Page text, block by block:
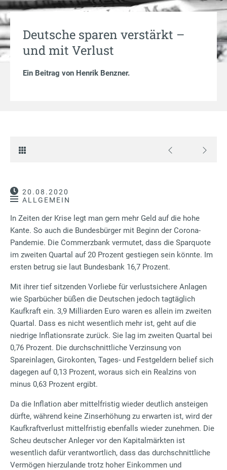
Deutsche sparen verstärkt –
und mit Verlust
Ein Beitrag von Henrik Benzner.
20.08.2020
ALLGEMEIN
In Zeiten der Krise legt man gern mehr Geld auf die hohe
Kante. So auch die Bundesbürger mit Beginn der Corona-
Pandemie. Die Commerzbank vermutet, dass die Sparquote
im zweiten Quartal auf 20 Prozent gestiegen sein könnte. Im
ersten betrug sie laut Bundesbank 16,7 Prozent.
Mit ihrer tief sitzenden Vorliebe für verlustsichere Anlagen
wie Sparbücher büßen die Deutschen jedoch tagtäglich
Kaufkraft ein. 3,9 Milliarden Euro waren es allein im zweiten
Quartal. Dass es nicht wesentlich mehr ist, geht auf die
niedrige Inflationsrate zurück. Sie lag im zweiten Quartal bei
0,76 Prozent. Die durchschnittliche Verzinsung von
Spareinlagen, Girokonten, Tages- und Festgeldern belief sich
dagegen auf 0,13 Prozent, woraus sich ein Realzins von
minus 0,63 Prozent ergibt.
Da die Inflation aber mittelfristig wieder deutlich ansteigen
dürfte, während keine Zinserhöhung zu erwarten ist, wird der
Kaufkraftverlust mittelfristig ebenfalls wieder zunehmen. Die
Scheu deutscher Anleger vor den Kapitalmärkten ist
wesentlich dafür verantwortlich, dass das durchschnittliche
Vermögen hierzulande trotz hoher Einkommen und